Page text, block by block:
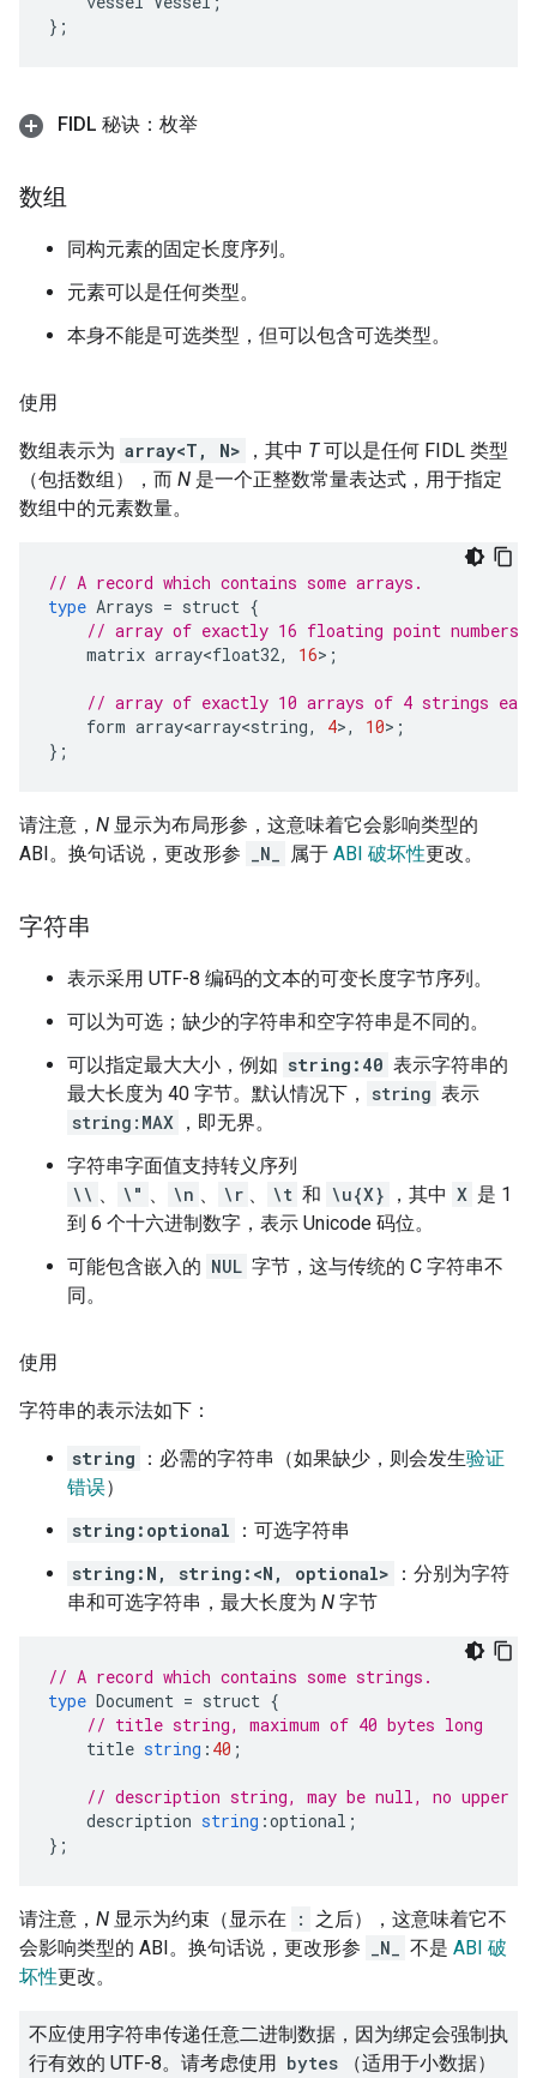
};
FIDL 秘诀：枚举
数组
同构元素的固定长度序列。
元素可以是任何类型。
本身不能是可选类型，但可以包含可选类型。
使用
数组表示为 array<T, N> ，其中 T可以是任何 FIDL 类型
（包括数组），而 N 是一个正整数常量表达式，用于指定
数组中的元素数量。
// A record which contains some arrays.
type Arrays = struct {
// array of exactly 16 floating point numbers
matrix array<float32, 16> ;
// array of exactly 10 arrays of 4 strings each
form array<array<string, 4>, 10> ;
};
请注意， N 显示为布局形参，这意味着它会影响类型的
ABI。换句话说，更改形参
_N_ 属于 ABI 破坏性更改。
字符串
表示采用 UTF-8 编码的文本的可变长度字节序列。
可以为可选；缺少的字符串和空字符串是不同的。
可以指定最大大小，例如 string:40 表示字符串的
最大长度为 40 字节。默认情况下，
string 表示
string:MAX ，即无界。
字符串字面值支持转义序列
\\ 、 \" 、 \n 、 \r 、 \t 和 \u{X} ，其中 X 是 1
到 6 个十六进制数字，表示 Unicode 码位。
可能包含嵌入的 NUL 字节，这与传统的 C 字符串不
同。
使用
字符串的表示法如下：
string ：必需的字符串（如果缺少，则会发生验证
错误）
string:optional
：可选字符串
string:N, string:<N, optional>
：分别为字符
串和可选字符串，最大长度为 N 字节
// A record which contains some strings.
type Document = struct {
// title string, maximum of 40 bytes long
title string : 40 ;
// description string, may be null, no upper
description string :optional ;
};
请注意， N 显示为约束（显示在 :
之后），这意味着它不
会影响类型的 ABI。换句话说，更改形参
_N_ 不是 ABI 破
坏性更改。
不应使用字符串传递任意二进制数据，因为绑定会强制执
行有效的 UTF-8。请考虑使用 bytes （适用于小数据）